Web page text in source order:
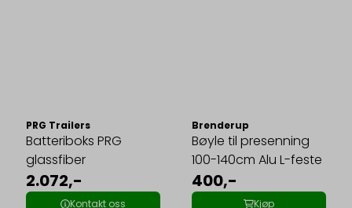
PRG Trailers
Batteriboks PRG
glassfiber
2.072,-
Kontakt oss
Brenderup
Bøyle til presenning
100-140cm Alu L-feste
400,-
Kjøp